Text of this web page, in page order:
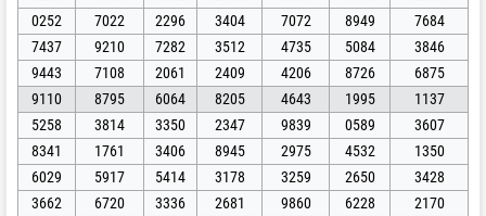
0252
7022 2296 3404 7072 8949
7684
7437
9210 7282 3512 4735 5084
3846
9443
7108 2061 2409 4206 8726
6875
9110
8795 6064 8205 4643 1995
1137
5258
3814 3350 2347 9839 0589
3607
8341
1761 3406 8945 2975 4532
1350
6029
5917 5414 3178 3259 2650
3428
3662
6720 3336 2681 9860 6228
2170